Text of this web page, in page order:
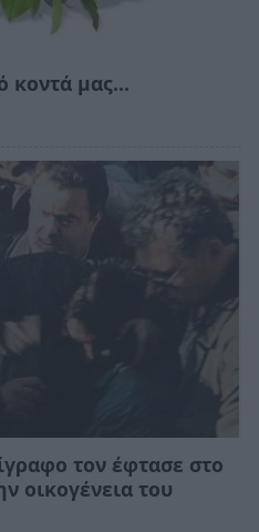
κοντά μας…
τον έφτασε στο
οικογένεια του